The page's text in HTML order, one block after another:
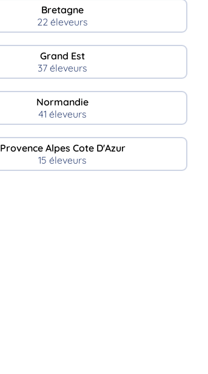
Bretagne
22 éleveurs
Grand Est
37 éleveurs
Normandie
41 éleveurs
Provence Alpes Cote D'Azur
15 éleveurs